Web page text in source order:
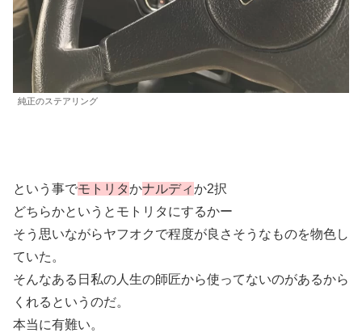
純正のステアリング
という事でモトリタかナルディか2択
どちらかというとモトリタにするかー
そう思いながらヤフオクで程度が良さそうなものを物色し
ていた。
そんなある日私の人生の師匠から使ってないのがあるから
くれるというのだ。
本当に有難い。